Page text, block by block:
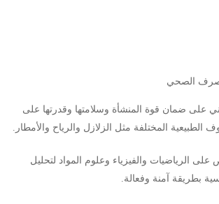
الصحي
على ضمان قوة المنشأة وسلامتها وقدرتها على
الطبيعية المختلفة مثل الزلازل والرياح والأمطار.
الرياضيات والفيزياء وعلوم المواد لتحليل
بطريقة آمنة وفعالة.